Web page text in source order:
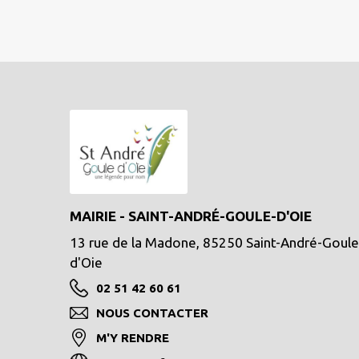
MAIRIE - SAINT-ANDRÉ-GOULE-D'OIE
13 rue de la Madone, 85250 Saint-André-
d'Oie
02 51 42 60 61
NOUS CONTACTER
M'Y RENDRE